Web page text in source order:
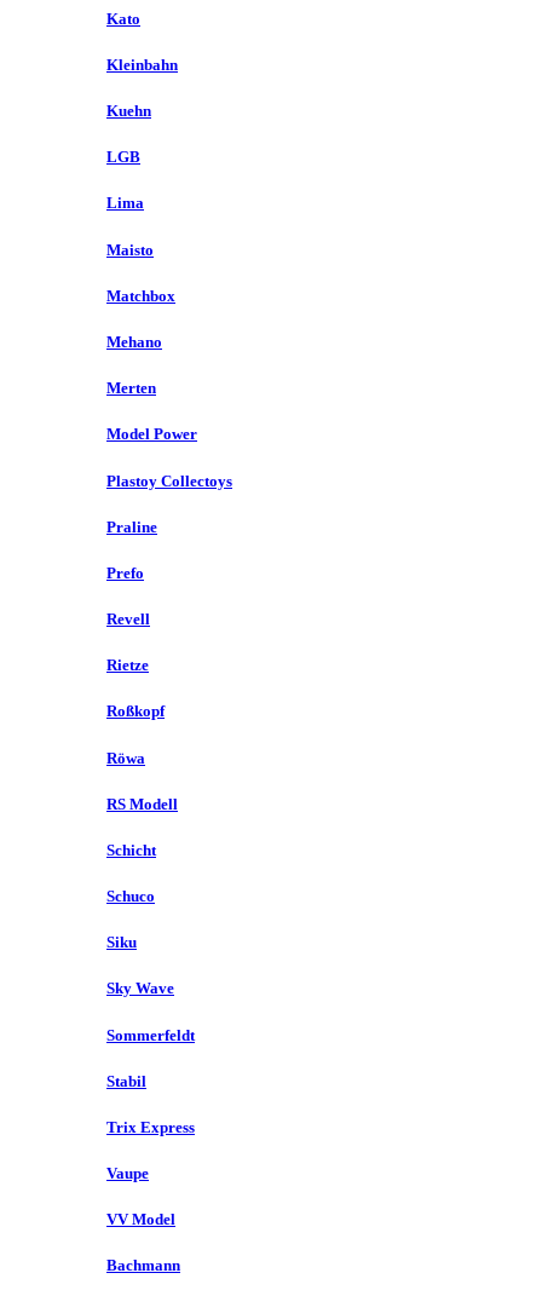
Kato
Kleinbahn
Kuehn
LGB
Lima
Maisto
Matchbox
Mehano
Merten
Model Power
Plastoy Collectoys
Praline
Prefo
Revell
Rietze
Roßkopf
Röwa
RS Modell
Schicht
Schuco
Siku
Sky Wave
Sommerfeldt
Stabil
Trix Express
Vaupe
VV Model
Bachmann